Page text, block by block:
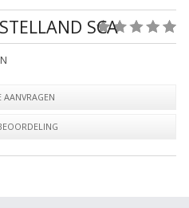
SCA
AANVRAGEN